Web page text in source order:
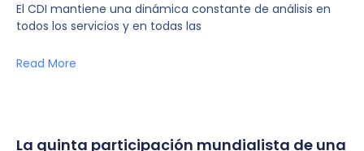
El CDI mantiene una dinámica constante de análisis en
todos los servicios y en todas las
Read More
La quinta participación mundialista de una